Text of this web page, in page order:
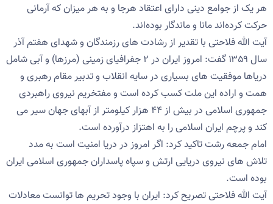
هر یک از جوامع دینی دارای اعتقاد هرجا و به هر میزان که آرمانی
حرکت کرده‌اند مانا و ماندگار بوده‌اند.
آیت الله فلاحتی با تقدیر از رشادت های رزمندگان و شهدای هفتم آذر
سال ۱۳۵۹ گفت: امروز ایران در ۲ جفرافیای زمینی (مرزها) و آبی شامل
دریاها موفقیت های بسیاری در سایه انقلاب و تدبیر مقام رهبری و
همت و اراده این ملت کسب کرده است و مفتخریم نیروی راهبردی
جمهوری اسلامی در بیش از ۴۴ هزار کیلومتر از آبهای جهان سیر می
کند و پرچم ایران اسلامی را به اهتزاز درآورده است.
امام جمعه رشت تاکید کرد: اگر امروز در دریا امنیت است به مدد
تلاش های نیروی دریایی ارتش و سپاه پاسداران جمهوری اسلامی ایران
بوده است.
آیت الله فلاحتی تصریح کرد: ایران با وجود تحریم ها توانست معادلات